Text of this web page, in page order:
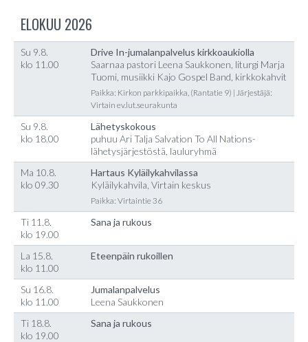
ELOKUU 2026
Su 9.8.
klo 11.00
Drive In-jumalanpalvelus kirkkoaukiolla
Saarnaa pastori Leena Saukkonen, liturgi Marja
Tuomi, musiikki Kajo Gospel Band, kirkkokahvit
Paikka: Kirkon parkkipaikka, (Rantatie 9) | Järjestäjä:
Virtain ev.lut.seurakunta
Su 9.8.
klo 18.00
Lähetyskokous
puhuu Ari Talja Salvation To All Nations-
lähetysjärjestöstä, lauluryhmä
Ma 10.8.
klo 09.30
Hartaus Kyläilykahvilassa
Kyläilykahvila, Virtain keskus
Paikka: Virtaintie 36
Ti 11.8.
klo 19.00
Sana ja rukous
La 15.8.
klo 11.00
Eteenpäin rukoillen
Su 16.8.
klo 11.00
Jumalanpalvelus
Leena Saukkonen
Ti 18.8.
klo 19.00
Sana ja rukous